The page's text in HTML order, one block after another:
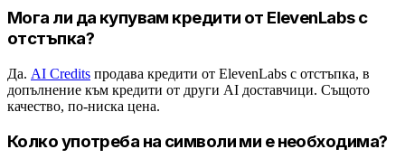
Мога ли да купувам кредити от ElevenLabs с
отстъпка?
Да. AI Credits продава кредити от ElevenLabs с отстъпка, в
допълнение към кредити от други AI доставчици. Същото
качество, по-ниска цена.
Колко употреба на символи ми е необходима?